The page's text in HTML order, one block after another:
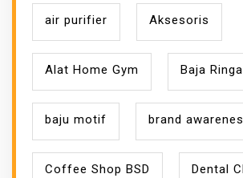
air purifier Aksesoris
Alat Home Gym Baja
baju motif brand
Coffee Shop BSD Dental